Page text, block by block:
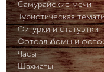
Самурайские мечи
Туристическая
Фигурки и статуэтки
Фотоальбомы и
Часы
Шахматы